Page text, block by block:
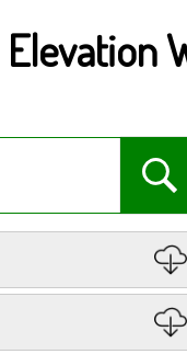
Elevation